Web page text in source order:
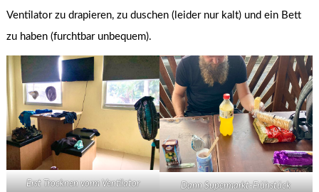
Ventilator zu drapieren, zu duschen (leider nur kalt) und ein Bett
zu haben (furchtbar unbequem).
Erst Trocknen vorm Ventilator Dann Supermarkt-Frühstück